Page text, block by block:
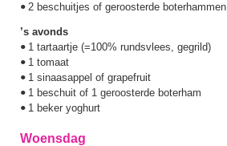
• 2 beschuitjes of geroosterde boterhammen
’s avonds
• 1 tartaartje (=100% rundsvlees, gegrild)
• 1 tomaat
• 1 sinaasappel of grapefruit
• 1 beschuit of 1 geroosterde boterham
• 1 beker yoghurt
Woensdag